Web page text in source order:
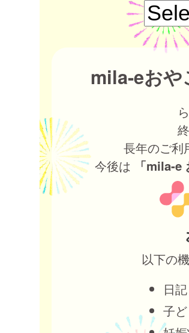
mila-eおや
長年のご利
今後は
「mila-e
以下の
日記
子